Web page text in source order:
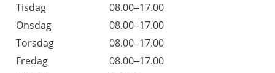
Tisdag
08.00–17.00
Onsdag
08.00–17.00
Torsdag
08.00–17.00
Fredag
08.00–17.00